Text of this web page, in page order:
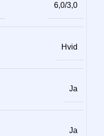
6,0/3,0
Hvid
Ja
Ja